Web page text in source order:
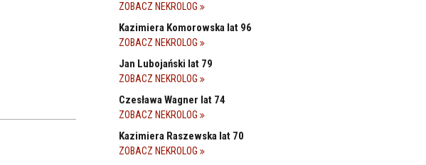
ZOBACZ NEKROLOG
Kazimiera Komorowska lat 96
ZOBACZ NEKROLOG
Jan Lubojański lat 79
ZOBACZ NEKROLOG
Czesława Wagner lat 74
ZOBACZ NEKROLOG
Kazimiera Raszewska lat 70
ZOBACZ NEKROLOG